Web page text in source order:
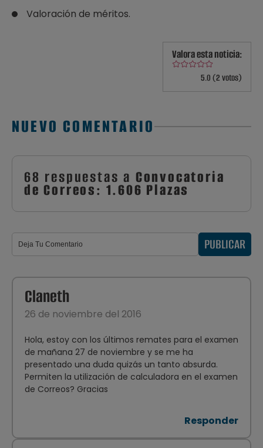
Valoración de méritos.
Valora esta noticia:
5.0 (2 votos)
NUEVO COMENTARIO
68 respuestas a Convocatoria
de Correos: 1.606 Plazas
PUBLICAR
Claneth
26 de noviembre del 2016
Hola, estoy con los últimos remates para el examen
de mañana 27 de noviembre y se me ha
presentado una duda quizás un tanto absurda.
Permiten la utilización de calculadora en el examen
de Correos? Gracias
Responder